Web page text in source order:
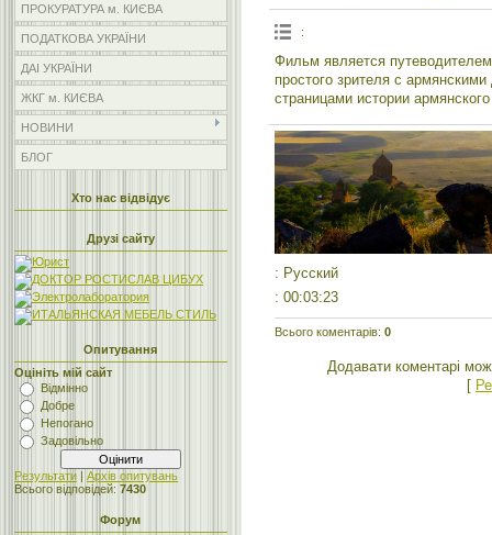
ПРОКУРАТУРА м. КИЄВА
ПОДАТКОВА УКРАЇНИ
ДАІ УКРАЇНИ
ЖКГ м. КИЄВА
НОВИНИ
БЛОГ
Хто нас відвідує
Друзі сайту
Опитування
Оцініть мій сайт
Відмінно
Добре
Непогано
Задовільно
Результати | Архів опитувань
Всього відповідей: 7430
Форум
:
Фильм является
простого зрителя с
страницами истории
: Русский
: 00:03:23
Всього коментарів: 0
Додавати коментарі
[